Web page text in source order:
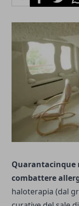
combattere
haloterapia (dal